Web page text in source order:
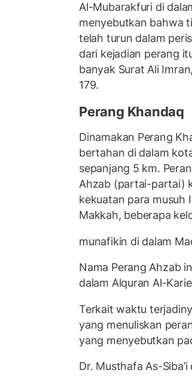
Al-Mubarakfuri di
menyebutkan bahwa
telah turun dalam
dari kejadian perang
banyak Surat Ali
179.
Perang Khandaq
Dinamakan Perang
bertahan di dalam
sepanjang 5 km.
Ahzab (partai-partai)
kekuatan para musuh
Makkah, beberapa
munafikin di dalam
Nama Perang Ahzab
dalam Alquran Al-
Terkait waktu
yang menuliskan
yang menyebutkan
Dr. Musthafa As-